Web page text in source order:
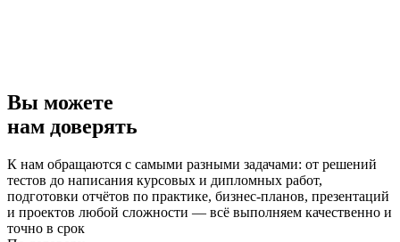
Вы можете
нам доверять
К нам обращаются с самыми разными задачами: от решений
тестов до написания курсовых и дипломных работ,
подготовки отчётов по практике, бизнес-планов, презентаций
и проектов любой сложности — всё выполняем качественно и
точно в срок